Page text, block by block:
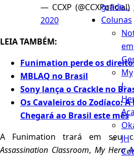
grade...
Colunas
em
My
J-
JH
— CCXP (@CCXPoficial)
2020
LEIA TAMBÉM:
Funimation perde os
MBLAQ no Brasil
Sony lança o Crackle no
Os Cavaleiros do Zodíaco:
Chegará ao Brasil este mês
A Funimation trará em seu
Assassination Classroom, My Hero